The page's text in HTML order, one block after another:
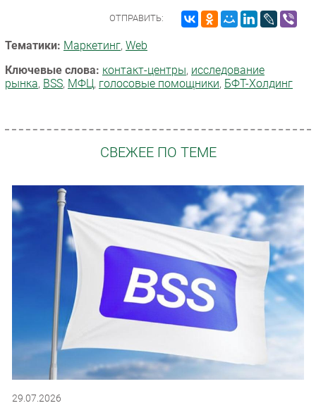
ОТПРАВИТЬ:
Тематики: Маркетинг, Web
Ключевые слова: контакт-центры, исследование
рынка, BSS, МФЦ, голосовые помощники, БФТ-Холдинг
СВЕЖЕЕ ПО ТЕМЕ
29.07.2026